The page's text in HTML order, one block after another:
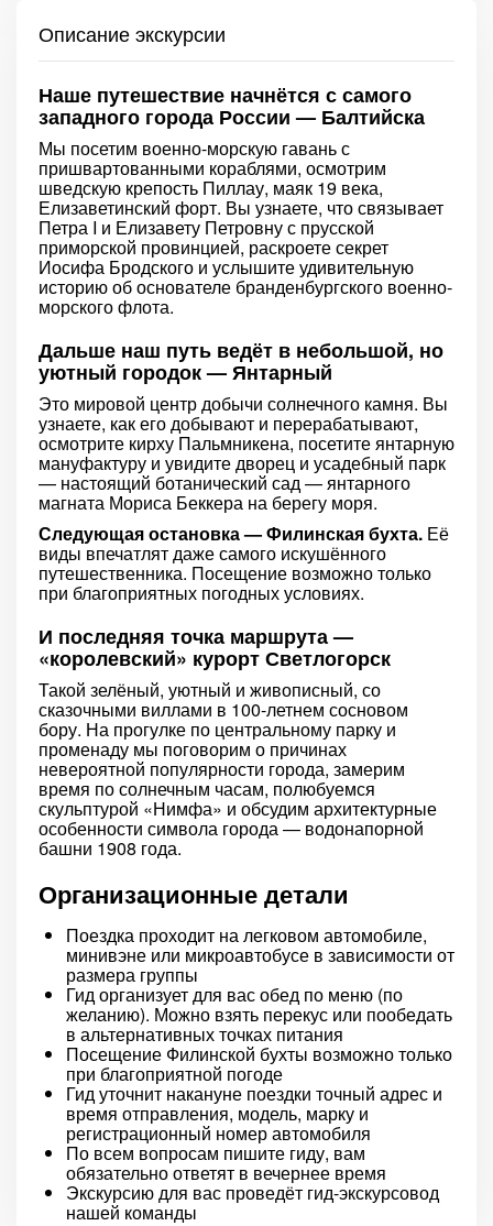
Описание экскурсии
Наше путешествие начнётся с самого
западного города России — Балтийска
Мы посетим военно-морскую гавань с
пришвартованными кораблями, осмотрим
шведскую крепость Пиллау, маяк 19 века,
Елизаветинский форт. Вы узнаете, что связывает
Петра I и Елизавету Петровну с прусской
приморской провинцией, раскроете секрет
Иосифа Бродского и услышите удивительную
историю об основателе бранденбургского военно-
морского флота.
Дальше наш путь ведёт в небольшой, но
уютный городок — Янтарный
Это мировой центр добычи солнечного камня. Вы
узнаете, как его добывают и перерабатывают,
осмотрите кирху Пальмникена, посетите янтарную
мануфактуру и увидите дворец и усадебный парк
— настоящий ботанический сад — янтарного
магната Мориса Беккера на берегу моря.
Следующая остановка — Филинская бухта. Её
виды впечатлят даже самого искушённого
путешественника. Посещение возможно только
при благоприятных погодных условиях.
И последняя точка маршрута —
«королевский» курорт Светлогорск
Такой зелёный, уютный и живописный, со
сказочными виллами в 100-летнем сосновом
бору. На прогулке по центральному парку и
променаду мы поговорим о причинах
невероятной популярности города, замерим
время по солнечным часам, полюбуемся
скульптурой «Нимфа» и обсудим архитектурные
особенности символа города — водонапорной
башни 1908 года.
Организационные детали
Поездка проходит на легковом автомобиле,
минивэне или микроавтобусе в зависимости от
размера группы
Гид организует для вас обед по меню (по
желанию). Можно взять перекус или пообедать
в альтернативных точках питания
Посещение Филинской бухты возможно только
при благоприятной погоде
Гид уточнит накануне поездки точный адрес и
время отправления, модель, марку и
регистрационный номер автомобиля
По всем вопросам пишите гиду, вам
обязательно ответят в вечернее время
Экскурсию для вас проведёт гид-экскурсовод
нашей команды